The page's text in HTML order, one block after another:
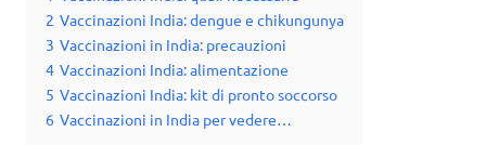
2 Vaccinazioni India: dengue e chikungunya
3 Vaccinazioni in India: precauzioni
4 Vaccinazioni India: alimentazione
5 Vaccinazioni India: kit di pronto soccorso
6 Vaccinazioni in India per vedere…